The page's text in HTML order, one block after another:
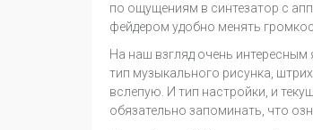
по ощущениям в синтезатор с
фейдером удобно менять
На наш взгляд очень
тип музыкального рисунка,
вслепую. И тип настройки, и
обязательно запоминать, что